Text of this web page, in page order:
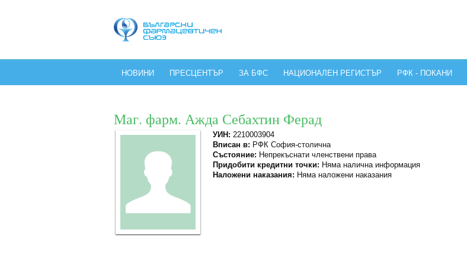
НОВИНИ ПРЕСЦЕНТЪР ЗА БФС НАЦИОНАЛЕН РЕГИСТЪР РФК - ПОКАНИ
Маг. фарм. Ажда Себахтин Ферад
УИН: 2210003904
Вписан в: РФК София-столична
Състояние: Непрекъснати членствени права
Придобити кредитни точки: Няма налична информация
Наложени наказания: Няма наложени наказания